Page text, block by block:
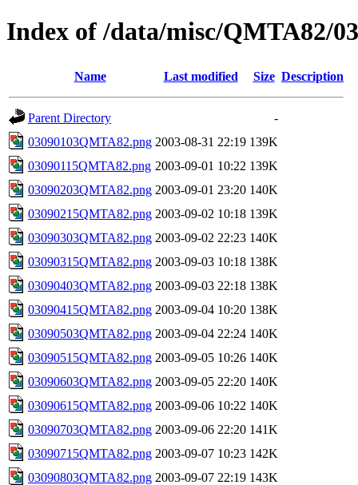
Index of /data/misc/QMTA82/
Name Last modified Size Description
Parent Directory
-
03090103QMTA82.png 2003-08-31 22:19 139K
03090115QMTA82.png 2003-09-01 10:22 139K
03090203QMTA82.png 2003-09-01 23:20 140K
03090215QMTA82.png 2003-09-02 10:18 139K
03090303QMTA82.png 2003-09-02 22:23 140K
03090315QMTA82.png 2003-09-03 10:18 138K
03090403QMTA82.png 2003-09-03 22:18 138K
03090415QMTA82.png 2003-09-04 10:20 138K
03090503QMTA82.png 2003-09-04 22:24 140K
03090515QMTA82.png 2003-09-05 10:26 140K
03090603QMTA82.png 2003-09-05 22:20 140K
03090615QMTA82.png 2003-09-06 10:22 140K
03090703QMTA82.png 2003-09-06 22:20 141K
03090715QMTA82.png 2003-09-07 10:23 142K
03090803QMTA82.png 2003-09-07 22:19 143K